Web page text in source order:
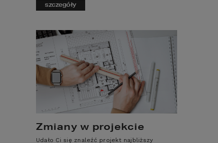
szczegóły
Zmiany w projekcie
Udało Ci się znaleźć projekt najbliższy
PROJEKTY PODOBNE